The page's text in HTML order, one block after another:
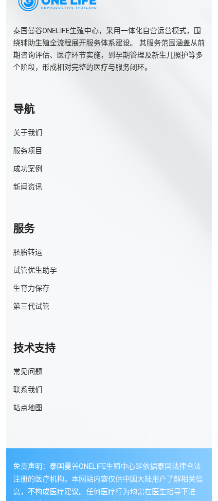
泰国曼谷ONELIFE生殖中心，采用一体化自营运营模式，围
绕辅助生殖全流程展开服务体系建设。 其服务范围涵盖从前
期咨询评估、医疗环节实施，到孕期管理及新生儿照护等多
个阶段，形成相对完整的医疗与服务闭环。
导航
关于我们
服务项目
成功案例
新闻资讯
服务
胚胎转运
试管优生助孕
生育力保存
第三代试管
技术支持
常见问题
联系我们
站点地图
免责声明：泰国曼谷ONELIFE生殖中心是依据泰国法律合法
注册的医疗机构。本网站内容仅供中国大陆用户了解相关信
息，不构成医疗建议。任何医疗行为均需在医生指导下进